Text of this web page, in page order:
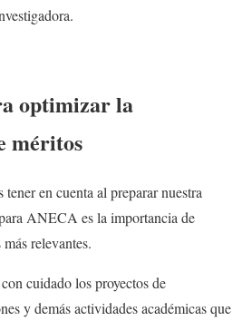
optimizar la
méritos
en cuenta al preparar nuestra
ANECA es la importancia de
relevantes.
cuidado los proyectos de
y demás actividades académicas que